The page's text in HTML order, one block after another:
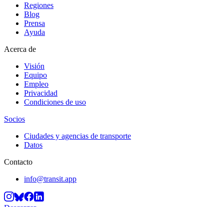
Regiones
Blog
Prensa
Ayuda
Acerca de
Visión
Equipo
Empleo
Privacidad
Condiciones de uso
Socios
Ciudades y agencias de transporte
Datos
Contacto
info@transit.app